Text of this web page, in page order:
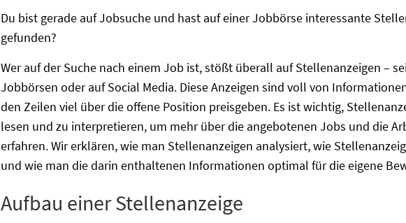
Du bist gerade auf Jobsuche und hast auf einer Jobbörse interessante
gefunden?
Wer auf der Suche nach einem Job ist, stößt überall auf Stellenanzeigen –
Jobbörsen oder auf Social Media. Diese Anzeigen sind voll von
den Zeilen viel über die offene Position preisgeben. Es ist wichtig,
lesen und zu interpretieren, um mehr über die angebotenen Jobs und die
erfahren. Wir erklären, wie man Stellenanzeigen analysiert, wie
und wie man die darin enthaltenen Informationen optimal für die eigene
Aufbau einer Stellenanzeige